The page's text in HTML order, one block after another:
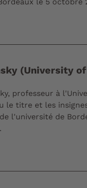
(University
professeur à
le titre et les
l'université de